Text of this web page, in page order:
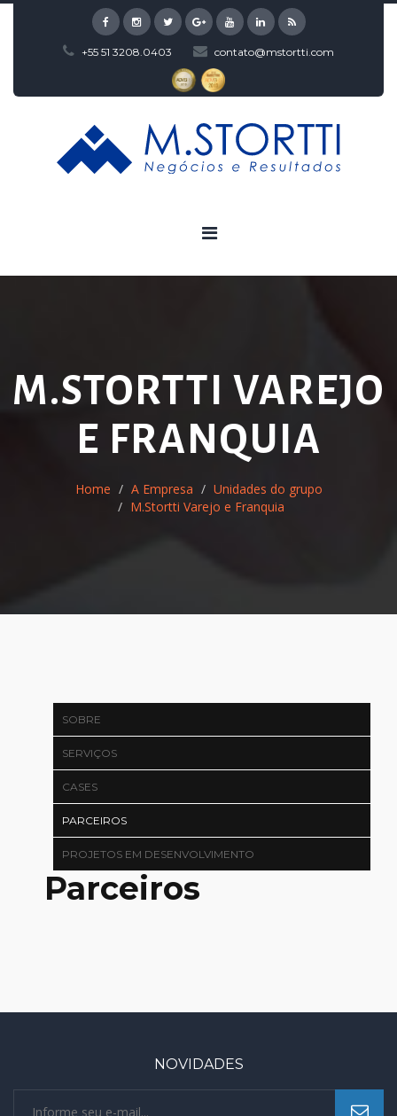
+55 51 3208.0403 contato@mstortti.com
M.STORTTI VAREJO
E FRANQUIA
Home A Empresa
Unidades do grupo
M.Stortti Varejo e Franquia
SOBRE
SERVIÇOS
CASES
PARCEIROS
PROJETOS EM DESENVOLVIMENTO
Parceiros
NOVIDADES